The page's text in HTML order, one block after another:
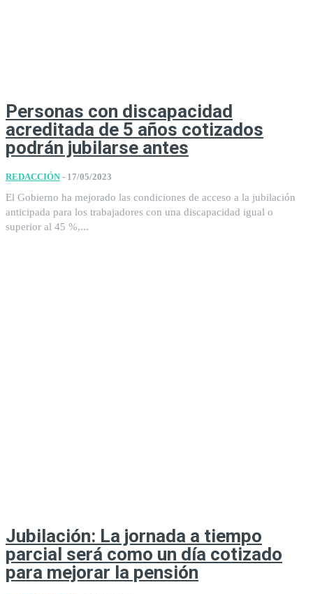
Personas con discapacidad
acreditada de 5 años cotizados
podrán jubilarse antes
REDACCIÓN - 17/05/2023
El Gobierno ha mejorado las condiciones de acceso a la jubilación
anticipada para los trabajadores con una discapacidad igual o
superior al 45 %,...
Jubilación: La jornada a tiempo
parcial será como un día cotizado
para mejorar la pensión